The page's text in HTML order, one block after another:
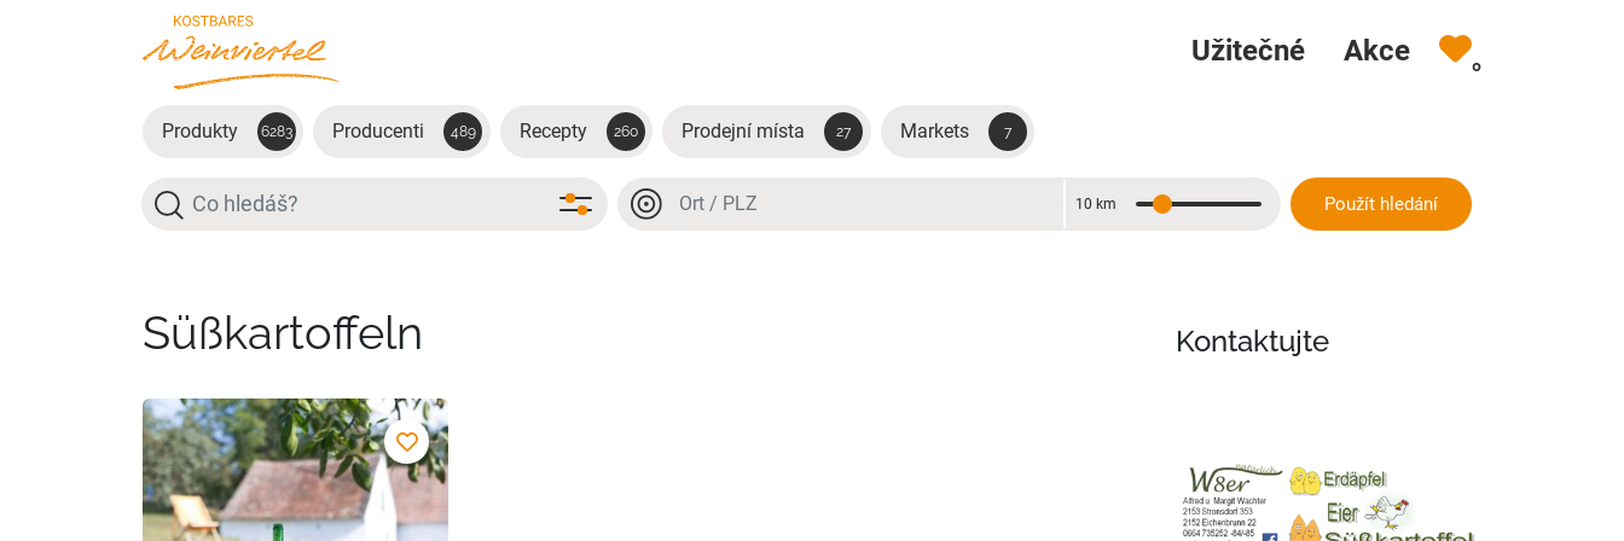
Přejít na hlavní obsah
Užitečné Akce 0
Produkty 6283 Producenti 489 Recepty 260 Prodejní místa 27 Markets 7
Hledat Místo nebo PSČ
Vzdálenost
10 km Použít hledání
Süßkartoffeln Kontaktujte